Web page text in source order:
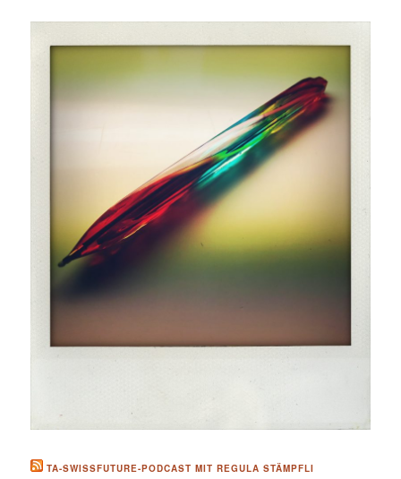
TA-SWISSFUTURE-PODCAST MIT REGULA STÄMPFLI